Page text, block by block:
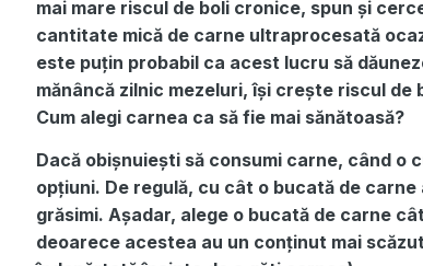
mai mare riscul de boli cronice, spun și
cantitate mică de carne ultraprocesată
este puțin probabil ca acest lucru să
mănâncă zilnic mezeluri, își crește riscul de
Cum alegi carnea ca să fie mai sănătoasă?
Dacă obișnuiești să consumi carne, când o
opțiuni. De regulă, cu cât o bucată de
grăsimi. Așadar, alege o bucată de carne
deoarece acestea au un conținut mai